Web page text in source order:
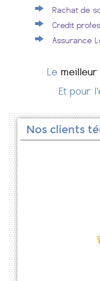
Rachat de
Credit
Assurance
Le
Et pour
Nos clients